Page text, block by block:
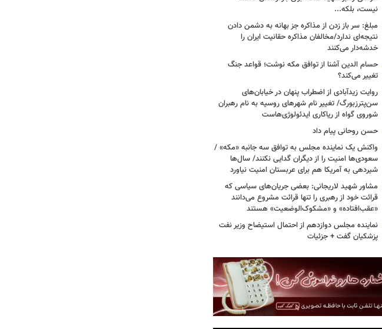
نیست، بلکه...
مبلغ: سر باز زدن از مذاکره‌ جز بهانه به دشمن دادن
نتیجه‌ای ندارد/مخالفان مذاکره حقانیت ایران را
خدشه‌دار می‌کنند
حسام الدین آشنا از توافق مکه نوشت؛ قواعد جنگ
تغییر می‌کند؟
روایت زیدآبادی از اضطراب پنهان در خیابان‌های
سن‌پترزبورگ/ تغییر نام شهرهای روسیه به نام رهبران
شوروی گواه از ریاکاری ایدئولوژی‌هاست
حسن روحانی پیام داد
واکنش یک نماینده مجلس به توافق سه جانبه «مکه» /
سعودی‌ها امنیت را از دیگران گدایی نکنند/ سال‌ها
شیردهی به آمریکا هم برای عربستان امنیت نیاورد
مشاور شهید لاریجانی: بعضی جریان‌های سیاسی که
قرائت خود از رهبری را تنها قرائت مشروع می‌دانند
«عقب‌افتاده» و «مشکوک‌الوضعیت» هستند
نماینده مجلس دوازدهم از احتمال استیضاح وزیر نفت
پزشکیان گفت + جزئیات